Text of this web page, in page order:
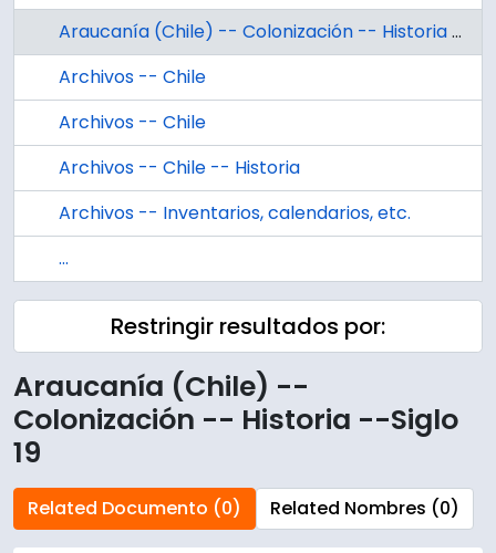
Araucanía (Chile) -- Colonización -- Historia --Siglo 19
Archivos -- Chile
Archivos -- Chile
Archivos -- Chile -- Historia
Archivos -- Inventarios, calendarios, etc.
...
Restringir resultados por:
Araucanía (Chile) --
Colonización -- Historia --Siglo
19
Related Documento (0) Related Nombres (0)